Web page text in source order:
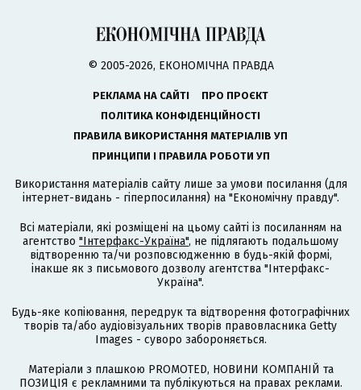
© 2005-2026, ЕКОНОМІЧНА ПРАВДА
РЕКЛАМА НА САЙТІ
ПРО ПРОЄКТ
ПОЛІТИКА КОНФІДЕНЦІЙНОСТІ
ПРАВИЛА ВИКОРИСТАННЯ МАТЕРІАЛІВ УП
ПРИНЦИПИ І ПРАВИЛА РОБОТИ УП
Використання матеріалів сайту лише за умови посилання (для
інтернет-видань - гіперпосилання) на "Економічну правду".
Всі матеріали, які розміщені на цьому сайті із посиланням на
агентство "Інтерфакс-Україна", не підлягають подальшому
відтворенню та/чи розповсюдженню в будь-якій формі,
інакше як з письмового дозволу агентства "Інтерфакс-
Україна".
Будь-яке копіювання, передрук та відтворення фотографічних
творів та/або аудіовізуальних творів правовласника Getty
Images - суворо забороняється.
Матеріали з плашкою PROMOTED, НОВИНИ КОМПАНІЙ та
ПОЗИЦІЯ є рекламними та публікуються на правах реклами.